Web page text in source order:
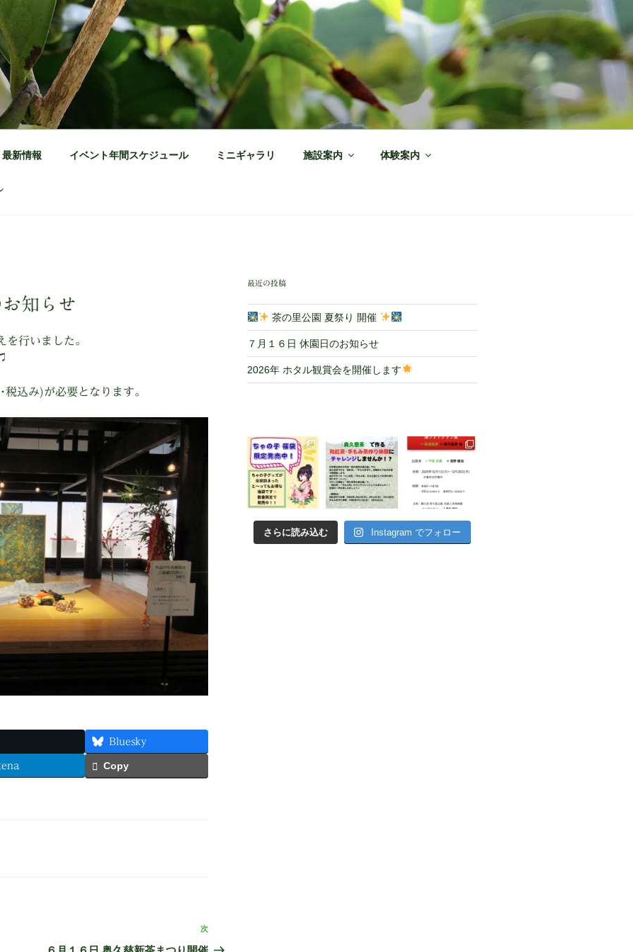
園 公式ホームページ
の体験施設
最新情報 イベント年間スケジュール ミニギャラリ 施設案内 体験案内
知らせ
を行いました。
込み)が必要となります。
Bluesky
Copy
次
の
次
最近の投稿
茶の里公園 夏祭り 開催
７月１６日 休園日のお知らせ
2026年 ホタル観賞会を開催します
さらに読み込む Instagram でフォロー